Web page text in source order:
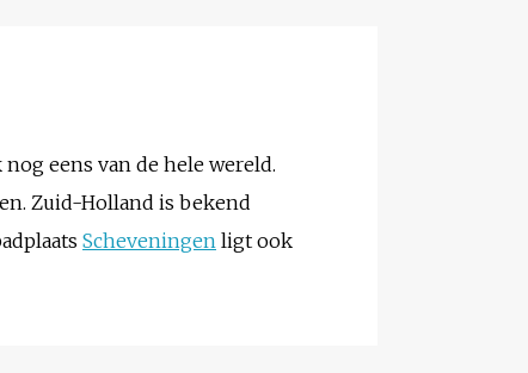
nog eens van de hele wereld.
Zuid-Holland is bekend
Scheveningen ligt ook